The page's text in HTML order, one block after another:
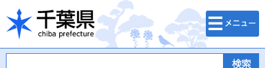
千葉県
検索・メニュ
ー